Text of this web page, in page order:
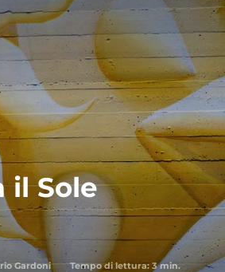
il Sole
Gardoni Tempo di lettura: 3min.